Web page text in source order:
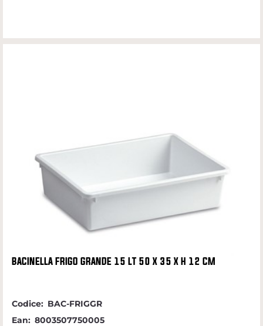
BACINELLA FRIGO GRANDE 15 LT 50 X 35 X H 12 CM
Codice: BAC-FRIGGR
Ean: 8003507750005